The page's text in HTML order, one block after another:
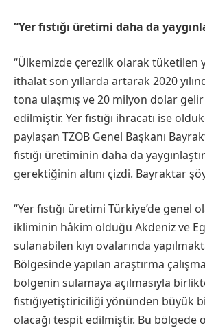
“Yer fıstığı üretimi daha da
“Ülkemizde çerezlik olarak tüketilen
ithalat son yıllarda artarak 2020
tona ulaşmış ve 20 milyon dolar
edilmiştir. Yer fıstığı ihracatı ise
paylaşan TZOB Genel Başkanı
fıstığı üretiminin daha da
gerektiğinin altını çizdi. Bayraktar
​“Yer fıstığı üretimi Türkiye’de genel
ikliminin hâkim olduğu Akdeniz ve
sulanabilen kıyı ovalarında
Bölgesinde yapılan araştırma
bölgenin sulamaya açılmasıyla
fıstığıyetiştiriciliği yönünden büyük
olacağı tespit edilmiştir. Bu bölgede